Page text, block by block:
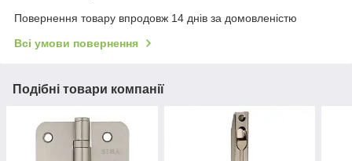
Повернення товару впродовж 14 днів за домовленістю
Всі умови повернення
Подібні товари компанії